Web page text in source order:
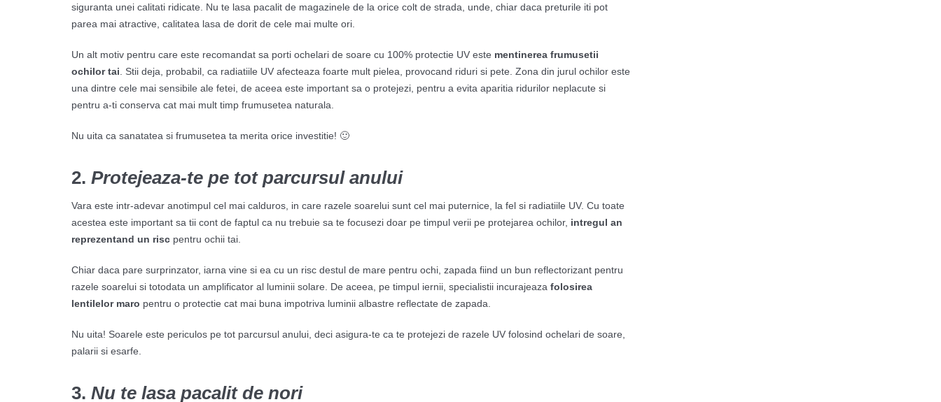
siguranta unei calitati ridicate. Nu te lasa pacalit de magazinele de la orice colt de strada, unde, chiar daca preturile iti pot
parea mai atractive, calitatea lasa de dorit de cele mai multe ori.
Un alt motiv pentru care este recomandat sa porti ochelari de soare cu 100% protectie UV este mentinerea frumusetii
ochilor tai . Stii deja, probabil, ca radiatiile UV afecteaza foarte mult pielea, provocand riduri si pete. Zona din jurul ochilor este
una dintre cele mai sensibile ale fetei, de aceea este important sa o protejezi, pentru a evita aparitia ridurilor neplacute si
pentru a-ti conserva cat mai mult timp frumusetea naturala.
Nu uita ca sanatatea si frumusetea ta merita orice investitie! 🙂
2. Protejeaza-te pe tot parcursul anului
Vara este intr-adevar anotimpul cel mai calduros, in care razele soarelui sunt cel mai puternice, la fel si radiatiile UV. Cu toate
acestea este important sa tii cont de faptul ca nu trebuie sa te focusezi doar pe timpul verii pe protejarea ochilor, intregul an
reprezentand un risc pentru ochii tai.
Chiar daca pare surprinzator, iarna vine si ea cu un risc destul de mare pentru ochi, zapada fiind un bun reflectorizant pentru
razele soarelui si totodata un amplificator al luminii solare. De aceea, pe timpul iernii, specialistii incurajeaza folosirea
lentilelor maro pentru o protectie cat mai buna impotriva luminii albastre reflectate de zapada.
Nu uita! Soarele este periculos pe tot parcursul anului, deci asigura-te ca te protejezi de razele UV folosind ochelari de soare,
palarii si esarfe.
3. Nu te lasa pacalit de nori